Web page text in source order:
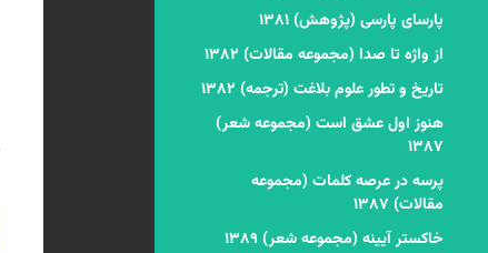
پارسای پارسی (پژوهش) ۱۳۸۱
از واژه تا صدا (مجموعه مقالات) ۱۳۸۲
تاریخ و تطور علوم بلاغت (ترجمه) ۱۳۸۲
هنوز اول عشق است (مجموعه شعر)
۱۳۸۷
پرسه در عرصه کلمات (مجموعه
مقالات) ۱۳۸۷
خاکستر آیینه (مجموعه شعر) ۱۳۸۹